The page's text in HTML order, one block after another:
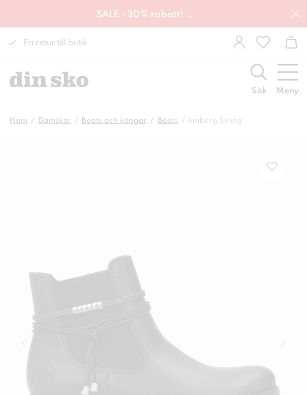
SALE - 30% rabatt! →
Fri retur till butik
Sök Meny
Hem Damskor Boots och kängor Boots Amberg String